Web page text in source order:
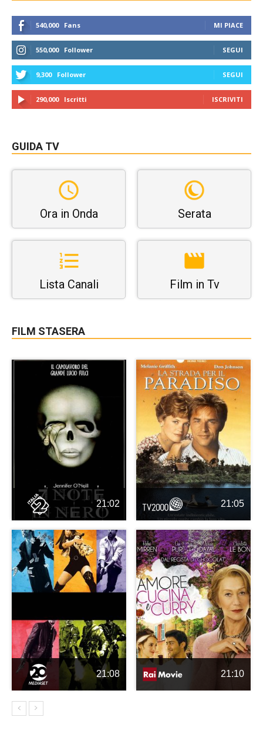
540,000 Fans MI PIACE
550,000 Follower SEGUI
9,300 Follower SEGUI
290,000 Iscritti ISCRIVITI
GUIDA TV
Ora in Onda Serata
Lista Canali Film in Tv
FILM STASERA
21:02 21:05
21:08 21:10